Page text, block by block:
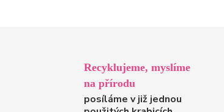
Recyklujeme, myslíme
na přírodu
posíláme v již jednou